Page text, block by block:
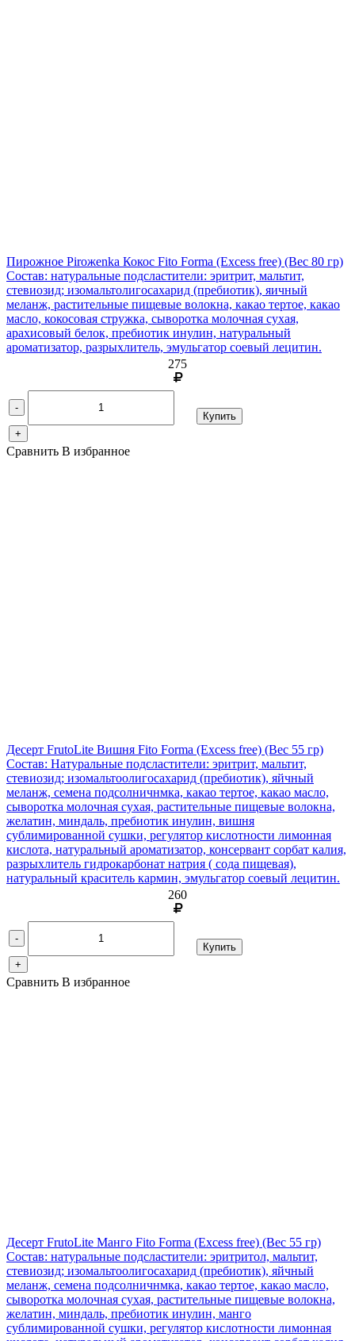
Пирожное Piroжenka Кокос Fito Forma (Excess free) (Вес 80 гр)
Состав: натуральные подсластители: эритрит, мальтит,
стевиозид; изомальтолигосахарид (пребиотик), яичный
меланж, растительные пищевые волокна, какао тертое, какао
масло, кокосовая стружка, сыворотка молочная сухая,
арахисовый белок, пребиотик инулин, натуральный
ароматизатор, разрыхлитель, эмульгатор соевый лецитин.
275
-
+
Купить
Сравнить В избранное
Десерт FrutoLite Вишня Fito Forma (Excess free) (Вес 55 гр)
Состав: Натуральные подсластители: эритрит, мальтит,
стевиозид; изомальтоолигосахарид (пребиотик), яйчный
меланж, семена подсолничнмка, какао тертое, какао масло,
сыворотка молочная сухая, растительные пищевые волокна,
желатин, миндаль, пребиотик инулин, вишня
сублимированной сушки, регулятор кислотности лимонная
кислота, натуральный ароматизатор, консервант сорбат калия,
разрыхлитель гидрокарбонат натрия ( сода пищевая),
натуральный краситель кармин, эмульгатор соевый лецитин.
260
-
+
Купить
Сравнить В избранное
Десерт FrutoLite Манго Fito Forma (Excess free) (Вес 55 гр)
Состав: натуральные подсластители: эритритол, мальтит,
стевиозид; изомальтоолигосахарид (пребиотик), яйчный
меланж, семена подсолничнмка, какао тертое, какао масло,
сыворотка молочная сухая, растительные пищевые волокна,
желатин, миндаль, пребиотик инулин, манго
сублимированной сушки, регулятор кислотности лимонная